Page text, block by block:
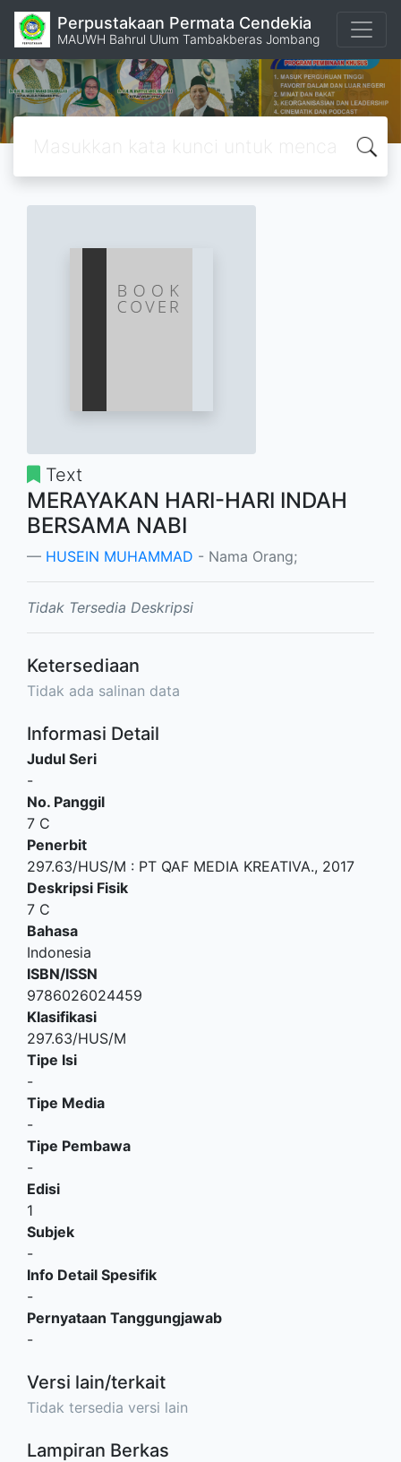
Perpustakaan Permata Cendekia
MAUWH Bahrul Ulum Tambakberas Jombang
Text
MERAYAKAN HARI-HARI INDAH
BERSAMA NABI
HUSEIN MUHAMMAD - Nama Orang;
Tidak Tersedia Deskripsi
Ketersediaan
Tidak ada salinan data
Informasi Detail
Judul Seri
-
No. Panggil
7 C
Penerbit
297.63/HUS/M : PT QAF MEDIA KREATIVA., 2017
Deskripsi Fisik
7 C
Bahasa
Indonesia
ISBN/ISSN
9786026024459
Klasifikasi
297.63/HUS/M
Tipe Isi
-
Tipe Media
-
Tipe Pembawa
-
Edisi
1
Subjek
-
Info Detail Spesifik
-
Pernyataan Tanggungjawab
-
Versi lain/terkait
Tidak tersedia versi lain
Lampiran Berkas